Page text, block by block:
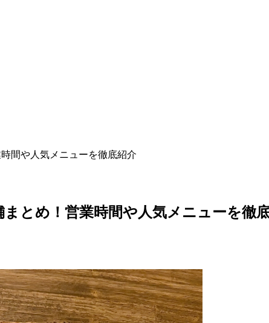
間や人気メニューを徹底紹介
とめ！営業時間や人気メニューを徹